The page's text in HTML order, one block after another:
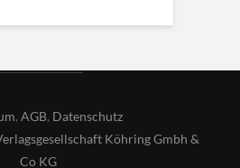
, AGB, Datenschutz
Köhring Gmbh &
Co KG